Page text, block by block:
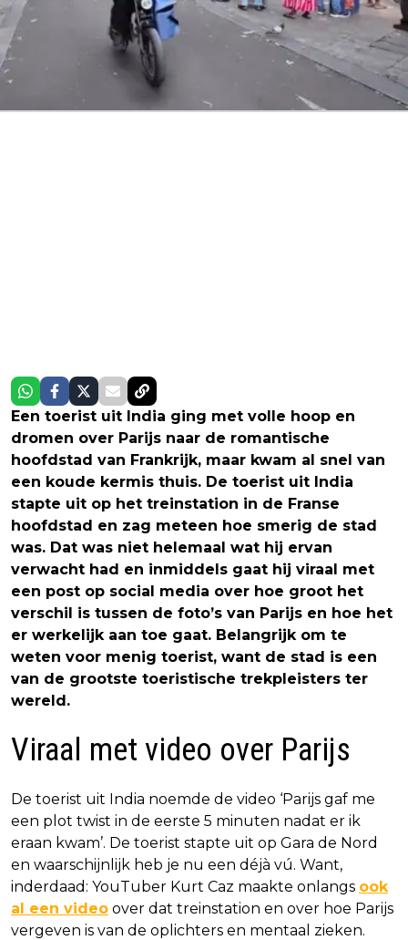
Een toerist uit India ging met volle hoop en
dromen over Parijs naar de romantische
hoofdstad van Frankrijk, maar kwam al snel van
een koude kermis thuis. De toerist uit India
stapte uit op het treinstation in de Franse
hoofdstad en zag meteen hoe smerig de stad
was. Dat was niet helemaal wat hij ervan
verwacht had en inmiddels gaat hij viraal met
een post op social media over hoe groot het
verschil is tussen de foto’s van Parijs en hoe het
er werkelijk aan toe gaat. Belangrijk om te
weten voor menig toerist, want de stad is een
van de grootste toeristische trekpleisters ter
wereld.
Viraal met video over Parijs
De toerist uit India noemde de video ‘Parijs gaf me
een plot twist in de eerste 5 minuten nadat er ik
eraan kwam’. De toerist stapte uit op Gara de Nord
en waarschijnlijk heb je nu een déjà vú. Want,
inderdaad: YouTuber Kurt Caz maakte onlangs ook
al een video over dat treinstation en over hoe Parijs
vergeven is van de oplichters en mentaal zieken.